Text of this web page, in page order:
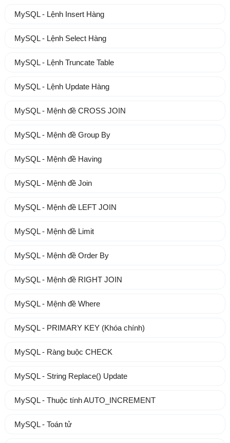
MySQL - Lệnh Insert Hàng
MySQL - Lệnh Select Hàng
MySQL - Lệnh Truncate Table
MySQL - Lệnh Update Hàng
MySQL - Mệnh đề CROSS JOIN
MySQL - Mệnh đề Group By
MySQL - Mệnh đề Having
MySQL - Mệnh đề Join
MySQL - Mệnh đề LEFT JOIN
MySQL - Mệnh đề Limit
MySQL - Mệnh đề Order By
MySQL - Mệnh đề RIGHT JOIN
MySQL - Mệnh đề Where
MySQL - PRIMARY KEY (Khóa chính)
MySQL - Ràng buộc CHECK
MySQL - String Replace() Update
MySQL - Thuộc tính AUTO_INCREMENT
MySQL - Toán tử